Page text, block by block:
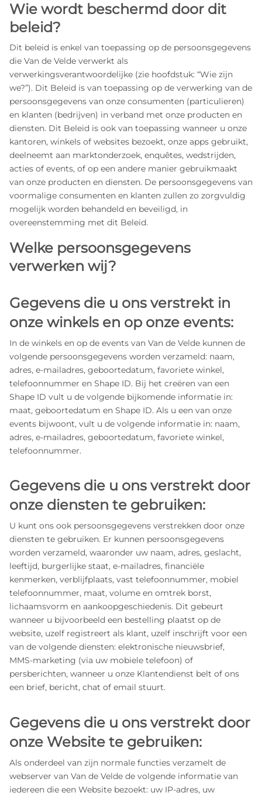
Wie wordt beschermd door dit
beleid?
Dit beleid is enkel van toepassing op de persoonsgegevens
die Van de Velde verwerkt als
verwerkingsverantwoordelijke (zie hoofdstuk: “Wie zijn
we?”). Dit Beleid is van toepassing op de verwerking van de
persoonsgegevens van onze consumenten (particulieren)
en klanten (bedrijven) in verband met onze producten en
diensten. Dit Beleid is ook van toepassing wanneer u onze
kantoren, winkels of websites bezoekt, onze apps gebruikt,
deelneemt aan marktonderzoek, enquêtes, wedstrijden,
acties of events, of op een andere manier gebruikmaakt
van onze producten en diensten. De persoonsgegevens van
voormalige consumenten en klanten zullen zo zorgvuldig
mogelijk worden behandeld en beveiligd, in
overeenstemming met dit Beleid.
Welke persoonsgegevens
verwerken wij?
Gegevens die u ons verstrekt in
onze winkels en op onze events:
In de winkels en op de events van Van de Velde kunnen de
volgende persoonsgegevens worden verzameld: naam,
adres, e‑mailadres, geboortedatum, favoriete winkel,
telefoonnummer en Shape ID. Bij het creëren van een
Shape ID vult u de volgende bijkomende informatie in:
maat, geboortedatum en Shape ID. Als u een van onze
events bijwoont, vult u de volgende informatie in: naam,
adres, e‑mailadres, geboortedatum, favoriete winkel,
telefoonnummer.
Gegevens die u ons verstrekt door
onze diensten te gebruiken:
U kunt ons ook persoonsgegevens verstrekken door onze
diensten te gebruiken. Er kunnen persoonsgegevens
worden verzameld, waaronder uw naam, adres, geslacht,
leeftijd, burgerlijke staat, e‑mailadres, financiële
kenmerken, verblijfplaats, vast telefoonnummer, mobiel
telefoonnummer, maat, volume en omtrek borst,
lichaamsvorm en aankoopgeschiedenis. Dit gebeurt
wanneer u bijvoorbeeld een bestelling plaatst op de
website, uzelf registreert als klant, uzelf inschrijft voor een
van de volgende diensten: elektronische nieuwsbrief,
MMS‑marketing (via uw mobiele telefoon) of
persberichten, wanneer u onze Klantendienst belt of ons
een brief, bericht, chat of email stuurt.
Gegevens die u ons verstrekt door
onze Website te gebruiken:
Als onderdeel van zijn normale functies verzamelt de
webserver van Van de Velde de volgende informatie van
iedereen die een Website bezoekt: uw IP‑adres, uw